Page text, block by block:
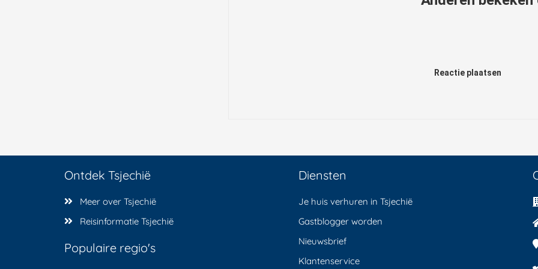
Reactie plaatsen
Ontdek Tsjechië
Meer over Tsjechië
Reisinformatie Tsjechië
Populaire regio's
Diensten
Je huis verhuren in Tsjechië
Gastblogger worden
Nieuwsbrief
Klantenservice